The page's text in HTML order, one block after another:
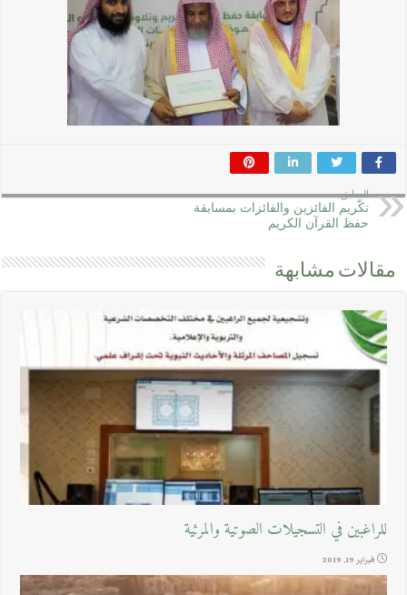
السابق
تكّريم الفائزين والفائزات بمسابقة
حفظ القرآن الكريم
مقالات مشابهة
للراغبين في التسجيلات الصوتية والمرئية
فبراير 19, 2019